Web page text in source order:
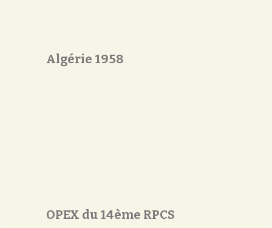
Algérie 1958
OPEX du 14ème RPCS